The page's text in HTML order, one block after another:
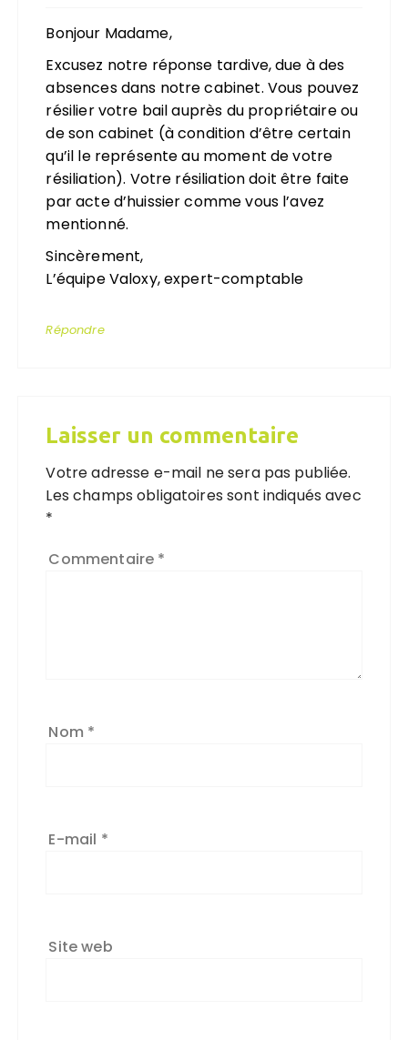
Bonjour Madame,
Excusez notre réponse tardive, due à des
absences dans notre cabinet. Vous pouvez
résilier votre bail auprès du propriétaire ou
de son cabinet (à condition d’être certain
qu’il le représente au moment de votre
résiliation). Votre résiliation doit être faite
par acte d’huissier comme vous l’avez
mentionné.
Sincèrement,
L’équipe Valoxy, expert-comptable
Répondre
Laisser un commentaire
Votre adresse e-mail ne sera pas publiée.
Les champs obligatoires sont indiqués avec
*
Commentaire *
Nom *
E-mail *
Site web